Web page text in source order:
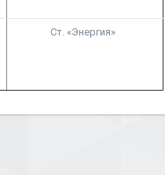
Ст. «Энергия»